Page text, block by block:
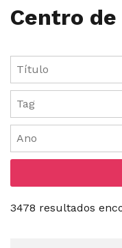
Centro
3478 resultados